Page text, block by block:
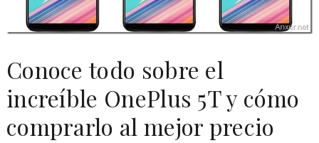
Conoce todo sobre el
increíble OnePlus 5T y cómo
comprarlo al mejor precio